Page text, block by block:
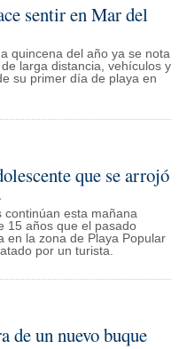
sentir en Mar del
quincena del año ya se nota
larga distancia, vehículos y
su primer día de playa en
que se arrojó
continúan esta mañana
15 años que el pasado
en la zona de Playa Popular
por un turista.
de un nuevo buque